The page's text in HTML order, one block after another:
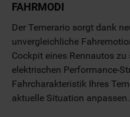
FAHRMODI
Der Temerario sorgt dank
unvergleichliche
Cockpit eines Rennautos
elektrischen Performance-
Fahrcharakteristik Ihres
aktuelle Situation anpassen.